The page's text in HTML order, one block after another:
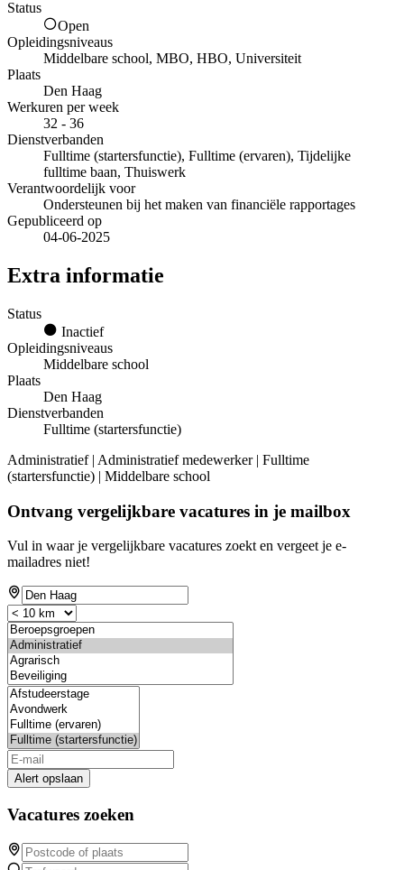
Status
Open
Opleidingsniveaus
Middelbare school, MBO, HBO, Universiteit
Plaats
Den Haag
Werkuren per week
32 - 36
Dienstverbanden
Fulltime (startersfunctie), Fulltime (ervaren), Tijdelijke
fulltime baan, Thuiswerk
Verantwoordelijk voor
Ondersteunen bij het maken van financiële rapportages
Gepubliceerd op
04-06-2025
Extra informatie
Status
Inactief
Opleidingsniveaus
Middelbare school
Plaats
Den Haag
Dienstverbanden
Fulltime (startersfunctie)
Administratief | Administratief medewerker | Fulltime
(startersfunctie) | Middelbare school
Ontvang vergelijkbare vacatures in je mailbox
Vul in waar je vergelijkbare vacatures zoekt en vergeet je e-
mailadres niet!
Alert opslaan
Vacatures zoeken